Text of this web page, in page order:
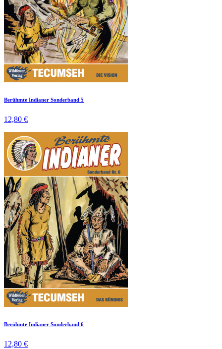
Berühmte Indianer Sonderband 5
12,80 €
Berühmte Indianer Sonderband 6
12,80 €